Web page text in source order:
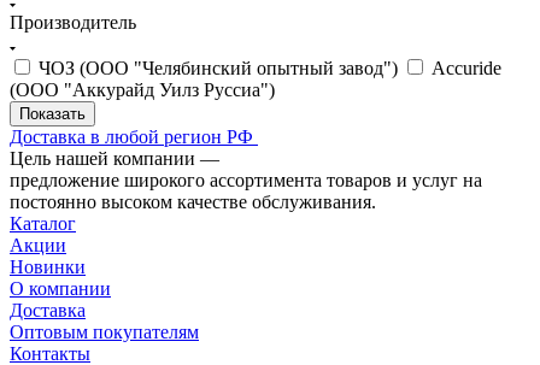
Производитель
ЧОЗ (ООО "Челябинский опытный завод")
Accuride
(ООО "Аккурайд Уилз Руссиа")
Доставка в любой регион РФ
Цель нашей компании —
предложение широкого ассортимента товаров и услуг на
постоянно высоком качестве обслуживания.
Каталог
Акции
Новинки
О компании
Доставка
Оптовым покупателям
Контакты